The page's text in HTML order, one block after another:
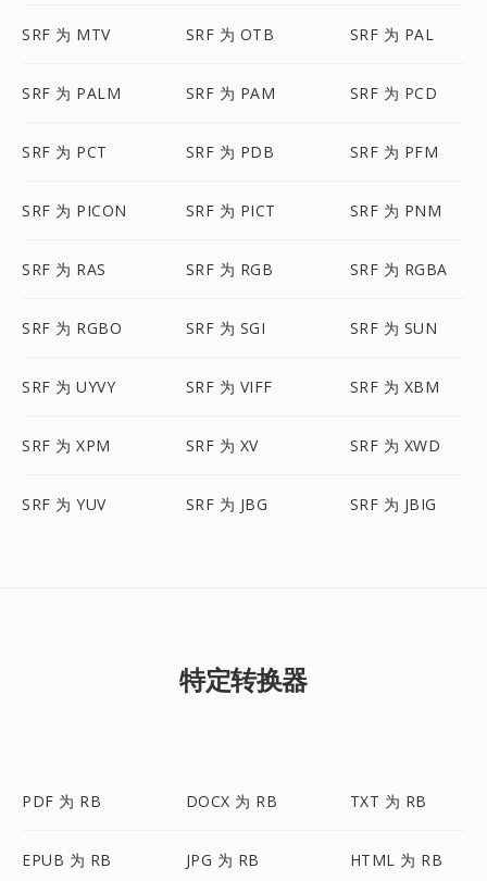
SRF 为 MTV SRF 为 OTB SRF 为 PAL
SRF 为 PALM SRF 为 PAM SRF 为 PCD
SRF 为 PCT SRF 为 PDB SRF 为 PFM
SRF 为 PICON SRF 为 PICT SRF 为 PNM
SRF 为 RAS SRF 为 RGB SRF 为 RGBA
SRF 为 RGBO SRF 为 SGI SRF 为 SUN
SRF 为 UYVY SRF 为 VIFF SRF 为 XBM
SRF 为 XPM SRF 为 XV SRF 为 XWD
SRF 为 YUV SRF 为 JBG SRF 为 JBIG
特定转换器
PDF 为 RB DOCX 为 RB TXT 为 RB
EPUB 为 RB JPG 为 RB HTML 为 RB